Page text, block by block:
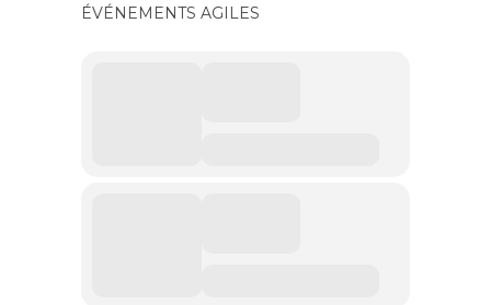
ÉVÉNEMENTS AGILES